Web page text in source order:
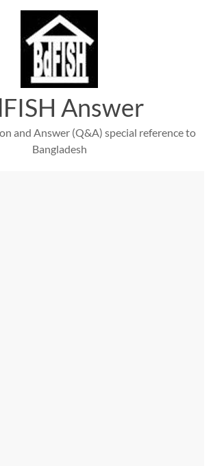
Answer
and Answer (Q&A) special reference to
Bangladesh